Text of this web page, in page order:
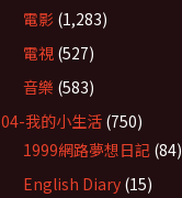
電影 (1,283)
電視 (527)
音樂 (583)
04-我的小生活 (750)
1999網路夢想日記 (84)
English Diary (15)